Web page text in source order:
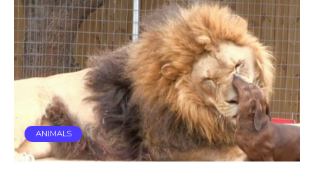
ANIMALS